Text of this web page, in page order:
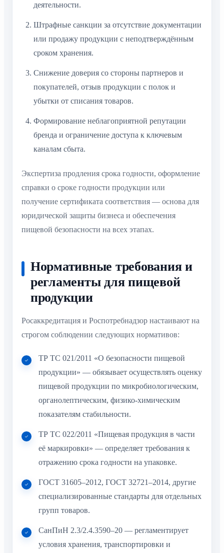
деятельности.
Штрафные санкции за отсутствие документации
или продажу продукции с неподтверждённым
сроком хранения.
Снижение доверия со стороны партнеров и
покупателей, отзыв продукции с полок и
убытки от списания товаров.
Формирование неблагоприятной репутации
бренда и ограничение доступа к ключевым
каналам сбыта.
Экспертиза продления срока годности, оформление
справки о сроке годности продукции или
получение сертификата соответствия — основа для
юридической защиты бизнеса и обеспечения
пищевой безопасности на всех этапах.
Нормативные требования и
регламенты для пищевой
продукции
Росаккредитация и Роспотребнадзор настаивают на
строгом соблюдении следующих нормативов:
ТР ТС 021/2011 «О безопасности пищевой
продукции» — обязывает осуществлять оценку
пищевой продукции по микробиологическим,
органолептическим, физико-химическим
показателям стабильности.
ТР ТС 022/2011 «Пищевая продукция в части
её маркировки» — определяет требования к
отражению срока годности на упаковке.
ГОСТ 31605–2012, ГОСТ 32721–2014, другие
специализированные стандарты для отдельных
групп товаров.
СанПиН 2.3/2.4.3590–20 — регламентирует
условия хранения, транспортировки и